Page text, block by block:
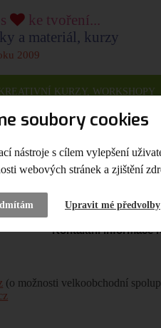
soubory cookies
nástroje s cílem vylepšení
webových stránek a zjištění
Upravit mé předvolby
ke tvoření...
a materiál, kurzy
2009
KREATIVNÍ KURZY, WORKSHOPY
Kontaktní informace
(o možnosti velkoobchodní